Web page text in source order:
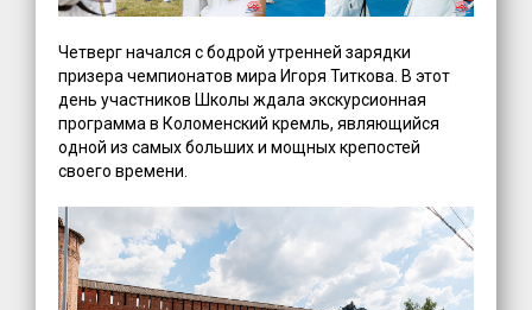
Четверг начался с бодрой утренней зарядки
призера чемпионатов мира Игоря Титкова. В этот
день участников Школы ждала экскурсионная
программа в Коломенский кремль, являющийся
одной из самых больших и мощных крепостей
своего времени.